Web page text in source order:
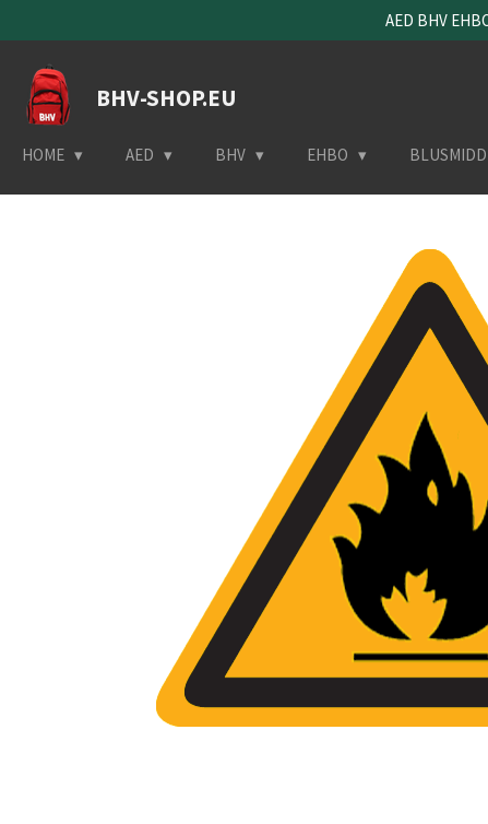
direct
naar
hoofdinhoud
AED BHV
BHV-SHOP.EU
HOME AED BHV EHBO